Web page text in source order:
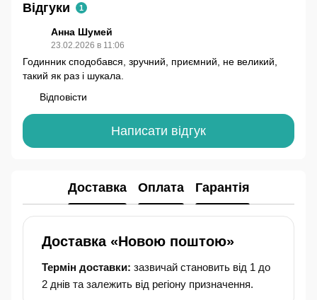
Відгуки 1
Анна Шумей
23.02.2026 в 11:06
Годинник сподобався, зручний, приємний, не великий,
такий як раз і шукала.
Відповісти
Написати відгук
Доставка Оплата Гарантія
Доставка «Новою поштою»
Термін доставки: зазвичай становить від 1 до
2 днів та залежить від регіону призначення.